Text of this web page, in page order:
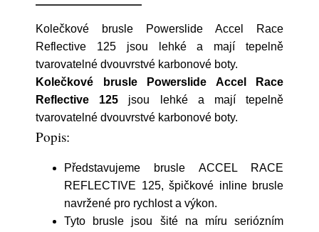
Kolečkové brusle Powerslide Accel Race
Reflective 125 jsou lehké a mají tepelně
tvarovatelné dvouvrstvé karbonové boty.
Kolečkové brusle Powerslide Accel Race
Reflective 125 jsou lehké a mají tepelně
tvarovatelné dvouvrstvé karbonové boty.
Popis:
Představujeme brusle ACCEL RACE
REFLECTIVE 125, špičkové inline brusle
navržené pro rychlost a výkon.
Tyto brusle jsou šité na míru seriózním